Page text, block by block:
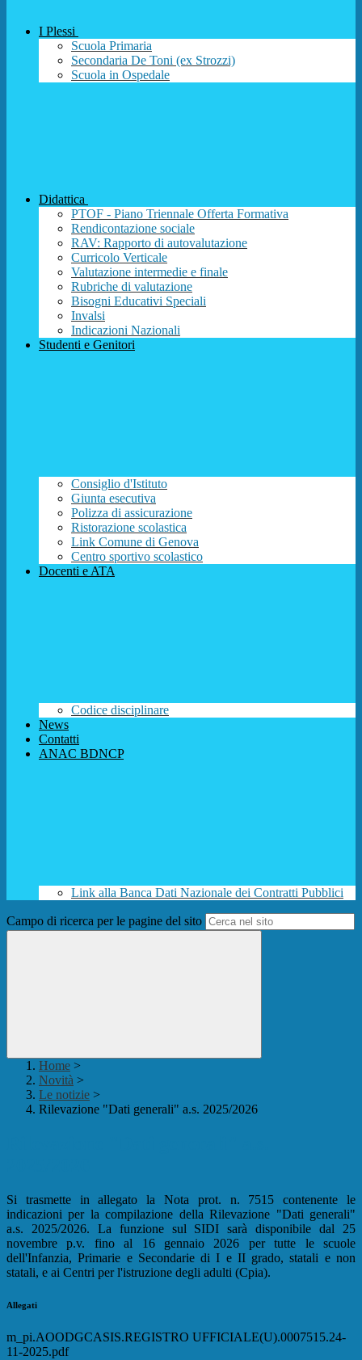
I Plessi
Scuola Primaria
Secondaria De Toni (ex Strozzi)
Scuola in Ospedale
Didattica
PTOF - Piano Triennale Offerta Formativa
Rendicontazione sociale
RAV: Rapporto di autovalutazione
Curricolo Verticale
Valutazione intermedie e finale
Rubriche di valutazione
Bisogni Educativi Speciali
Invalsi
Indicazioni Nazionali
Studenti e Genitori
Consiglio d'Istituto
Giunta esecutiva
Polizza di assicurazione
Ristorazione scolastica
Link Comune di Genova
Centro sportivo scolastico
Docenti e ATA
Codice disciplinare
News
Contatti
ANAC BDNCP
Link alla Banca Dati Nazionale dei Contratti Pubblici
Campo di ricerca per le pagine del sito
Home >
Novità >
Le notizie >
Rilevazione "Dati generali" a.s. 2025/2026
Si trasmette in allegato la Nota prot. n. 7515 contenente le
indicazioni per la compilazione della Rilevazione "Dati generali"
a.s. 2025/2026. La funzione sul SIDI sarà disponibile dal 25
novembre p.v. fino al 16 gennaio 2026 per tutte le scuole
dell'Infanzia, Primarie e Secondarie di I e II grado, statali e non
statali, e ai Centri per l'istruzione degli adulti (Cpia).
Allegati
m_pi.AOODGCASIS.REGISTRO UFFICIALE(U).0007515.24-
11-2025.pdf